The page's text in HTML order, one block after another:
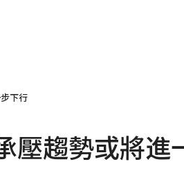
下行
壓趨勢或將進